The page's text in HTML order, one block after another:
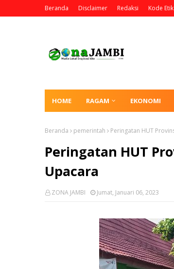
Beranda Disclaimer Redaksi Kode Etik
HOME RAGAM EKONOMI
Beranda pemerintah Peringatan HUT
Peringatan HUT
Upacara
ZONA JAMBI Jumat, Januari 06, 2023